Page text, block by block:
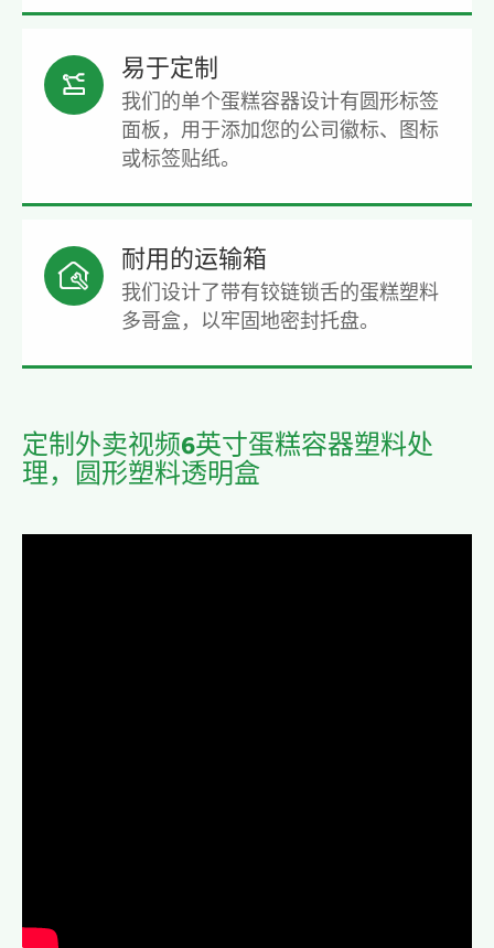

易于定制
我们的单个蛋糕容器设计有圆形标签
面板，用于添加您的公司徽标、图标
或标签贴纸。

耐用的运输箱
我们设计了带有铰链锁舌的蛋糕塑料
多哥盒，以牢固地密封托盘。
定制外卖视频6英寸蛋糕容器塑料处
理，圆形塑料透明盒